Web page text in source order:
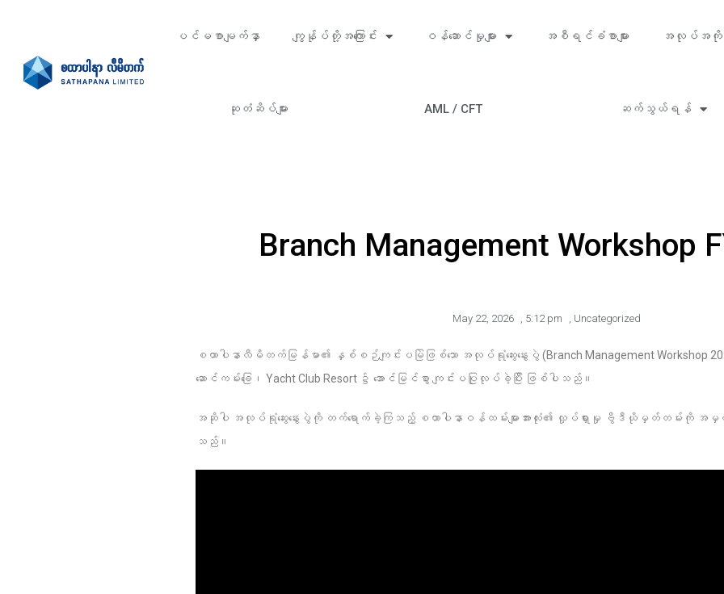
ပင်မစာမျက်နှာ ကျွန်ုပ်တို့အကြောင်း ဝန်ဆောင်မှုများ အစီရင်ခံစာများ အလုပ်အ
ဆုတံဆိပ်များ AML / CFT ဆက်သွယ်ရန်
Branch Management Workshop
May 22, 2026 , 5:12 pm , Uncategorized
စထာပါနာလီမိတက်မြန်မာ၏ နှစ်စဉ်ကျင်းပမြဲဖြစ်သော အလုပ်ရုံဆွေးနွေးပွဲ (Branch Management
ဆောင်ကမ်းခြေ၊ Yacht Club Resort ၌ အောင်မြင်စွာ ကျင်းပပြုလုပ်ခဲ့ပြီး ဖြစ်ပါသည်။
အဆိုပါ အလုပ်ရုံဆွေးနွေးပွဲကို တက်ရောက်ခဲ့ကြသည့် စထာပါနာဝန်ထမ်းများအားလုံး၏ လှုပ်ရှားမှု ဗွီဒီယိုမှတ်တမ်းကို အ
သည်။